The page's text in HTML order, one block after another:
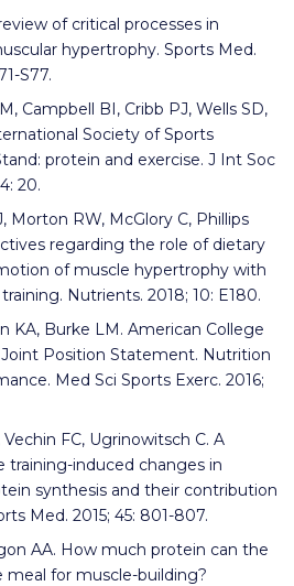
of critical processes in
hypertrophy. Sports Med.
S77.
Campbell BI, Cribb PJ, Wells SD,
Society of Sports
protein and exercise. J Int Soc
20.
Morton RW, McGlory C, Phillips
regarding the role of dietary
of muscle hypertrophy with
Nutrients. 2018; 10: E180.
KA, Burke LM. American College
Position Statement. Nutrition
Med Sci Sports Exerc. 2016;
Vechin FC, Ugrinowitsch C. A
training-induced changes in
synthesis and their contribution
Med. 2015; 45: 801-807.
AA. How much protein can the
meal for muscle-building?